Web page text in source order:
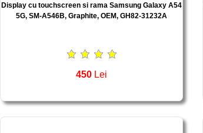
Display cu touchscreen si rama Samsung Galaxy A54
5G, SM-A546B, Graphite, OEM, GH82-31232A
450 Lei